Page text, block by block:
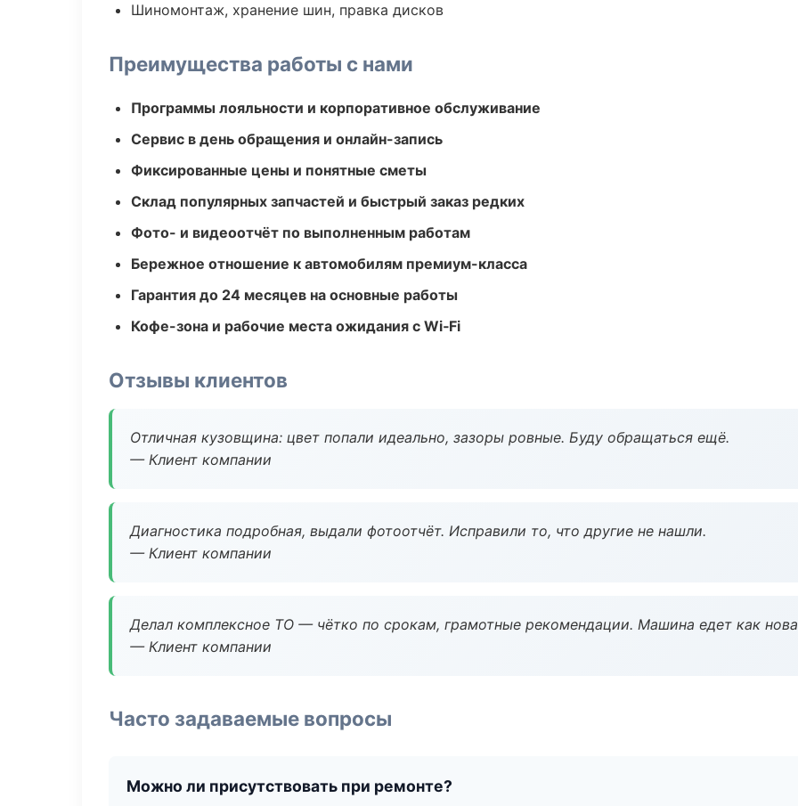
Шиномонтаж, хранение шин, правка дисков
Преимущества работы с нами
Программы лояльности и корпоративное обслуживание
Сервис в день обращения и онлайн-запись
Фиксированные цены и понятные сметы
Склад популярных запчастей и быстрый заказ редких
Фото- и видеоотчёт по выполненным работам
Бережное отношение к автомобилям премиум-класса
Гарантия до 24 месяцев на основные работы
Кофе-зона и рабочие места ожидания с Wi‑Fi
Отзывы клиентов
Отличная кузовщина: цвет попали идеально, зазоры ровные. Буду обращаться ещё.
— Клиент компании
Диагностика подробная, выдали фотоотчёт. Исправили то, что другие не нашли.
— Клиент компании
Делал комплексное ТО — чётко по срокам, грамотные рекомендации. Машина едет как
— Клиент компании
Часто задаваемые вопросы
Можно ли присутствовать при ремонте?